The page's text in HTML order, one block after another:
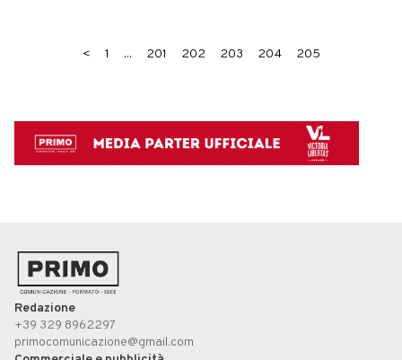
< 1 ... 201 202 203 204 205
Redazione
+39 329 8962297
primocomunicazione@gmail.com